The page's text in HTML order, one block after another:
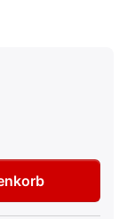
VW, Audi LL5Z